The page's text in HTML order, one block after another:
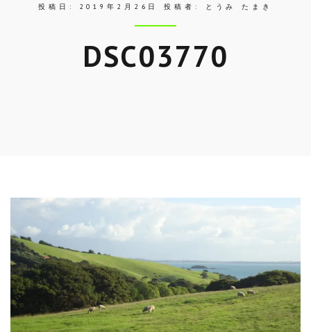
投稿日: 2019年2月26日 投稿者: とうみ たまき
DSC03770